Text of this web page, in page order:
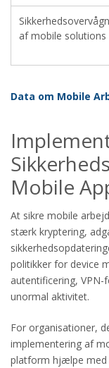
Data om Mobile
af mobile solutions
Mobile
At sikre mobile
stærk kryptering,
politikker for device
autentificering,
unormal aktivitet.
For organisationer,
implementering af
platform hjælpe med